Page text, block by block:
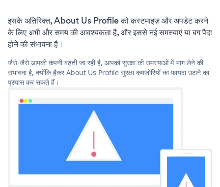
इसके अतिरिक्त, About Us Profile को कस्टमाइज़ और अपडेट करने
के लिए अभी और समय की आवश्यकता है, और इससे नई समस्याएं या बग पैदा
होने की संभावना है।
जैसे-जैसे आपकी कंपनी बढ़ती जा रही है, आपको सुरक्षा की समस्याओं में भाग लेने की
संभावना है, क्योंकि हैकर About Us Profile सुरक्षा कमजोरियों का फायदा उठाने का
प्रयास कर सकते हैं।